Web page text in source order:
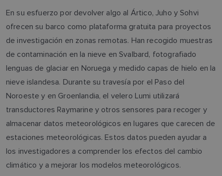
En su esfuerzo por devolver algo al Ártico, Juho y Sohvi
ofrecen su barco como plataforma gratuita para proyectos
de investigación en zonas remotas. Han recogido muestras
de contaminación en la nieve en Svalbard, fotografiado
lenguas de glaciar en Noruega y medido capas de hielo en la
nieve islandesa. Durante su travesía por el Paso del
Noroeste y en Groenlandia, el velero Lumi utilizará
transductores Raymarine y otros sensores para recoger y
almacenar datos meteorológicos en lugares que carecen de
estaciones meteorológicas. Estos datos pueden ayudar a
los investigadores a comprender los efectos del cambio
climático y a mejorar los modelos meteorológicos.